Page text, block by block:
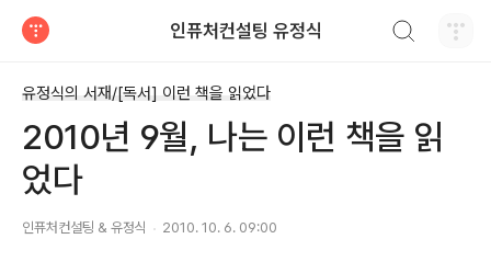
인퓨처컨설팅 유정식
유정식의 서재/[독서] 이런 책을 읽었다
2010년 9월, 나는 이런 책을 읽
었다
인퓨처컨설팅 & 유정식 2010. 10. 6. 09:00